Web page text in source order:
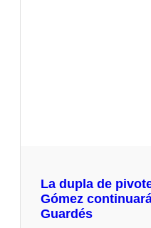
La dupla de
Gómez
Guardés